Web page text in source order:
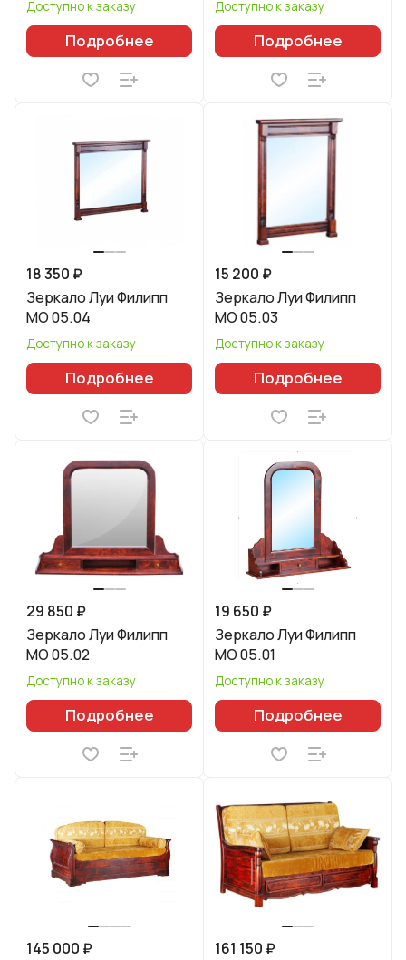
Доступно к заказу
Подробнее
Доступно к заказу
Подробнее
18 350 ₽
Зеркало Луи Филипп
МО 05.04
Доступно к заказу
Подробнее
15 200 ₽
Зеркало Луи Филипп
МО 05.03
Доступно к заказу
Подробнее
29 850 ₽
Зеркало Луи Филипп
МО 05.02
Доступно к заказу
Подробнее
19 650 ₽
Зеркало Луи Филипп
МО 05.01
Доступно к заказу
Подробнее
145 000 ₽
161 150 ₽